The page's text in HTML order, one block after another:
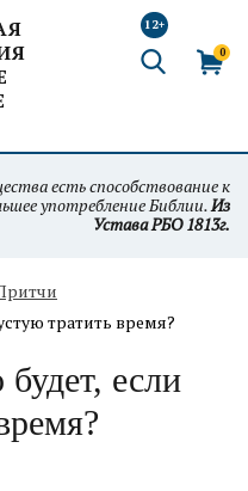
12+
0
есть способствование к
употребление Библии.Из
Устава РБО 1813г.
тратить время?
если